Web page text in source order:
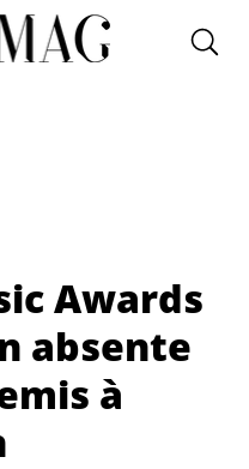
Awards
absente
à